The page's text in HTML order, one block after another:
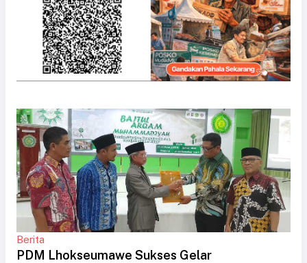
Berita
PDM Lhokseumawe Sukses Gelar